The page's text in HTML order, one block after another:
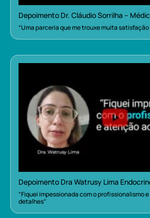
Depoimento Dr. Cláudio Sorrilha –
“Uma parceria que me trouxe muita
Depoimento Dra Watrusy Lima
“Fiquei impessionada com o profissionalismo
detalhes”